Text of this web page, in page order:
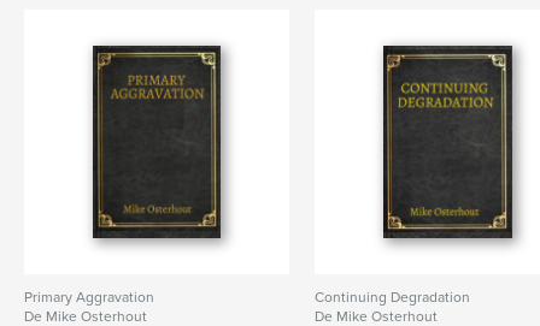
Primary Aggravation
De Mike Osterhout
Continuing Degradation
De Mike Osterhout